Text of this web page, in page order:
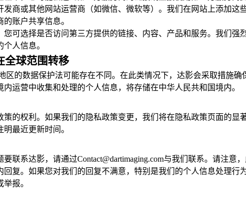
发商或其他网站运营商（如微信、微软等）。我们在网站上添加这
账户共享信息。
您可选择是否访问第三方提供的链接、内容、产品和服务。我们强
人信息。
全球范围转移
区的数据保护法可能存在不同。在此类情况下，达影会采取措施
运营中收集和处理的个人信息，将存储在中华人民共和国境内。
策的权利。如果我们的隐私政策变更，我们将在隐私政策页面的显
最近更新时间。
联系达影，请通过Contact@dartimaging.com与我们联系。请注
回复。如果您对我们的回复不满意，特别是我们的个人信息处理行
报。